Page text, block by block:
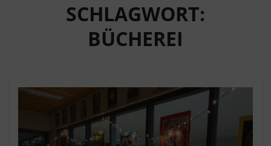
SCHLAGWORT:
BÜCHEREI